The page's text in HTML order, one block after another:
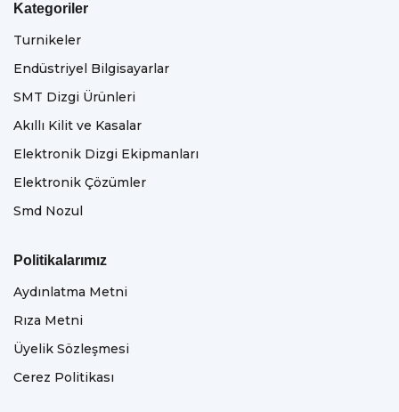
Kategoriler
Turnikeler
Endüstriyel Bilgisayarlar
SMT Dizgi Ürünleri
Akıllı Kilit ve Kasalar
Elektronik Dizgi Ekipmanları
Elektronik Çözümler
Smd Nozul
Politikalarımız
Aydınlatma Metni
Rıza Metni
Üyelik Sözleşmesi
Cerez Politikası